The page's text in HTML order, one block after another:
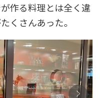
作る料理とは全く違
くさんあった。